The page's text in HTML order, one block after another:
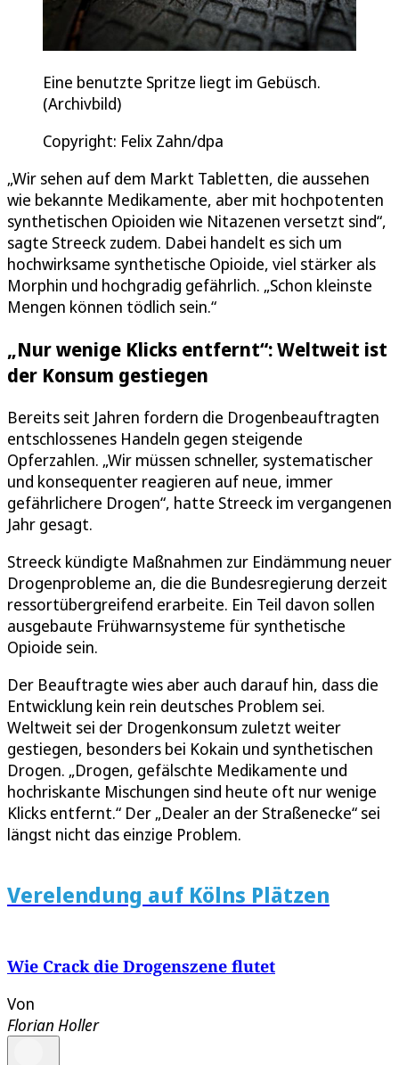
Eine benutzte Spritze liegt im Gebüsch.
(Archivbild)
Copyright: Felix Zahn/dpa
„Wir sehen auf dem Markt Tabletten, die aussehen
wie bekannte Medikamente, aber mit hochpotenten
synthetischen Opioiden wie Nitazenen versetzt sind“,
sagte Streeck zudem. Dabei handelt es sich um
hochwirksame synthetische Opioide, viel stärker als
Morphin und hochgradig gefährlich. „Schon kleinste
Mengen können tödlich sein.“
„Nur wenige Klicks entfernt“: Weltweit ist
der Konsum gestiegen
Bereits seit Jahren fordern die Drogenbeauftragten
entschlossenes Handeln gegen steigende
Opferzahlen. „Wir müssen schneller, systematischer
und konsequenter reagieren auf neue, immer
gefährlichere Drogen“, hatte Streeck im vergangenen
Jahr gesagt.
Streeck kündigte Maßnahmen zur Eindämmung neuer
Drogenprobleme an, die die Bundesregierung derzeit
ressortübergreifend erarbeite. Ein Teil davon sollen
ausgebaute Frühwarnsysteme für synthetische
Opioide sein.
Der Beauftragte wies aber auch darauf hin, dass die
Entwicklung kein rein deutsches Problem sei.
Weltweit sei der Drogenkonsum zuletzt weiter
gestiegen, besonders bei Kokain und synthetischen
Drogen. „Drogen, gefälschte Medikamente und
hochriskante Mischungen sind heute oft nur wenige
Klicks entfernt.“ Der „Dealer an der Straßenecke“ sei
längst nicht das einzige Problem.
Verelendung auf Kölns Plätzen
Wie Crack die Drogenszene flutet
Von
Florian Holler